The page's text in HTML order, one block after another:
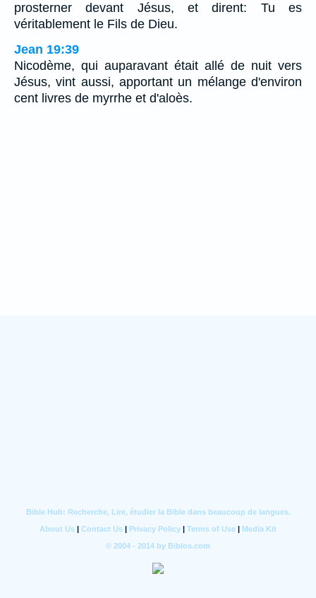
prosterner devant Jésus, et dirent: Tu es
véritablement le Fils de Dieu.
Jean 19:39
Nicodème, qui auparavant était allé de nuit vers
Jésus, vint aussi, apportant un mélange d'environ
cent livres de myrrhe et d'aloès.